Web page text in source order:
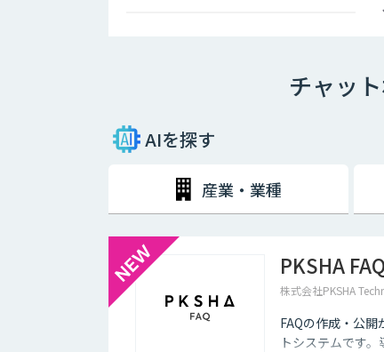
チャットボットは、大きく分けると「AI型」と「シ
「機械学習型」といわれる仕組みを採用したチャッ
という特徴を持っています。また、機械学習型の場
・シナリオ型チャットボットの特徴
シナリオ型チャットボットにはAIが搭載されていな
ールを人間が事前に設定しておかなければなりませ
な返答が行われてしまう場合には、担当者が自ら修
企業がチャットボットを導入するメリットは以下3つ
・24時間365日対応できる
チャットボットを導入することで得られる最大のメ
普及に伴い、ユーザーはいつでもインターネット検
ついてもっと詳しく知りたい」と思い立つケースも
チャッ
AIを探す
産業・業種
PKSHA FAQ
株式会社PKSHA
FAQの作成・公
トシステムです